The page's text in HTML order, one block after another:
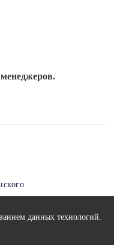
данных технологий.